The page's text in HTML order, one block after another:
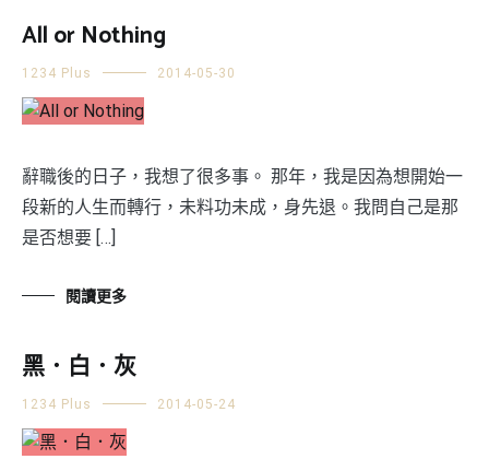
All or Nothing
1234 Plus 2014-05-30
辭職後的日子，我想了很多事。 那年，我是因為想開始一
段新的人生而轉行，未料功未成，身先退。我問自己是那
是否想要 […]
閱讀更多
黑．白．灰
1234 Plus 2014-05-24